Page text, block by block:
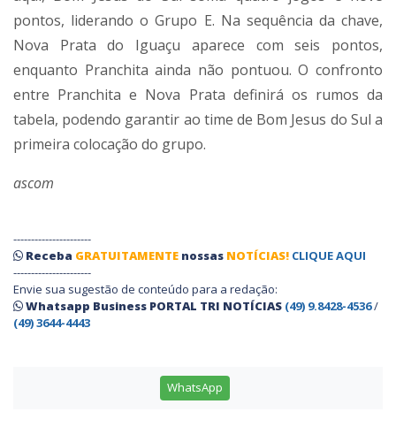
pontos, liderando o Grupo E. Na sequência da chave,
Nova Prata do Iguaçu aparece com seis pontos,
enquanto Pranchita ainda não pontuou. O confronto
entre Pranchita e Nova Prata definirá os rumos da
tabela, podendo garantir ao time de Bom Jesus do Sul a
primeira colocação do grupo.
ascom
----------------------
Receba GRATUITAMENTE nossas NOTÍCIAS! CLIQUE AQUI
----------------------
Envie sua sugestão de conteúdo para a redação:
Whatsapp Business PORTAL TRI NOTÍCIAS (49) 9.8428-4536/
(49) 3644-4443
WhatsApp